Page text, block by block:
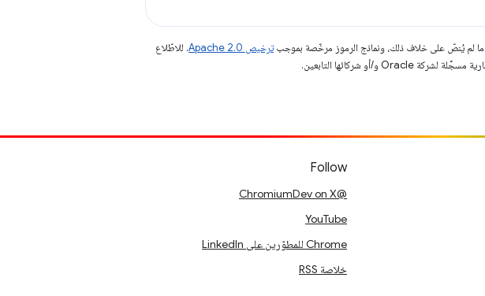
ما لم يُنصّ على خلاف ذلك، ونماذج الرموز مرخّصة بموجبترخيص Apache 2.0‏
. للاطّلاع
Follow
@ChromiumDev on X
YouTube
Chrome للمطوّرين على LinkedIn
خلاصة RSS